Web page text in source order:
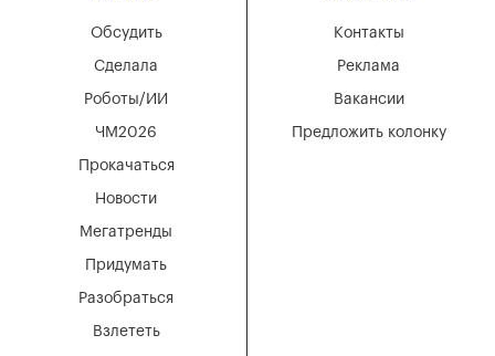
Мегатренды
Придумать
Разобраться
Взлететь
Новости
Обсудить
Сделала
Роботы/ИИ
ЧМ2026
Прокачаться
Вакансии
Реклама
Контакты
Предложить колонку